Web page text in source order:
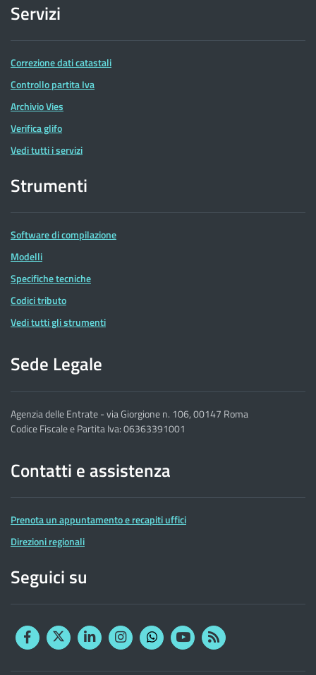
Servizi
Correzione dati catastali
Controllo partita Iva
Archivio Vies
Verifica glifo
Vedi tutti i servizi
Strumenti
Software di compilazione
Modelli
Specifiche tecniche
Codici tributo
Vedi tutti gli strumenti
Sede Legale
Agenzia delle Entrate - via Giorgione n. 106, 00147 Roma
Codice Fiscale e Partita Iva: 06363391001
Contatti e assistenza
Prenota un appuntamento e recapiti uffici
Direzioni regionali
Seguici su
FacebookTwitterLinkedinInstagram
YouTubeRSS